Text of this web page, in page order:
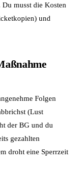
musst die Kosten
und
Folgen
(Lust
der BG und du
gezahlten
droht eine Sperrzeit